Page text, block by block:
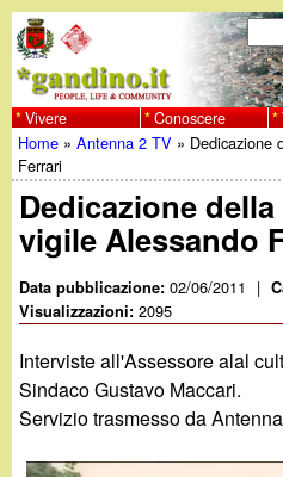
al
contenuto
principale
w
w
w
.
g
a
F
o
r
m
d
r
i
c
C
e
r
c
a
Vivere Conoscere
Tu
sei
qui
Home »Antenna 2 TV » Dedicazione
Ferrari
Dedicazione
vigile Alessando
Data pubblicazione:02/06/2011 |
Visualizzazioni:2095
Interviste all'Assessore alal
Sindaco Gustavo Maccari.
Servizio trasmesso da